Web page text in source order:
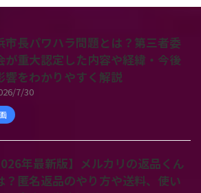
市長パワハラ問題とは？第三者委
が重大認定した内容や経緯・今後
響をわかりやすく解説
7/30
年最新版】メルカリの返品くん
？匿名返品のやり方や送料、使い